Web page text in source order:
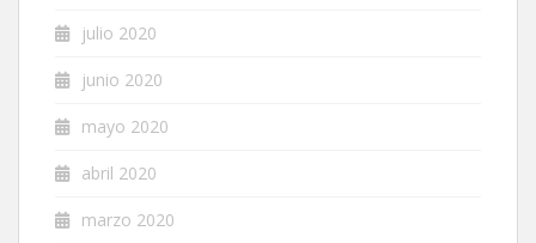
julio 2020
junio 2020
mayo 2020
abril 2020
marzo 2020